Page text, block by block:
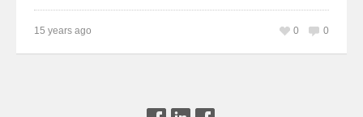
15 years ago 0
0